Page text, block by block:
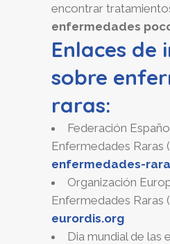
encontrar
enfermedades
Enlaces de
sobre
raras:
Federación
Enfermedades Raras
enfermedades-
Organización
Enfermedades Raras
eurordis.org
Dia mundial de las